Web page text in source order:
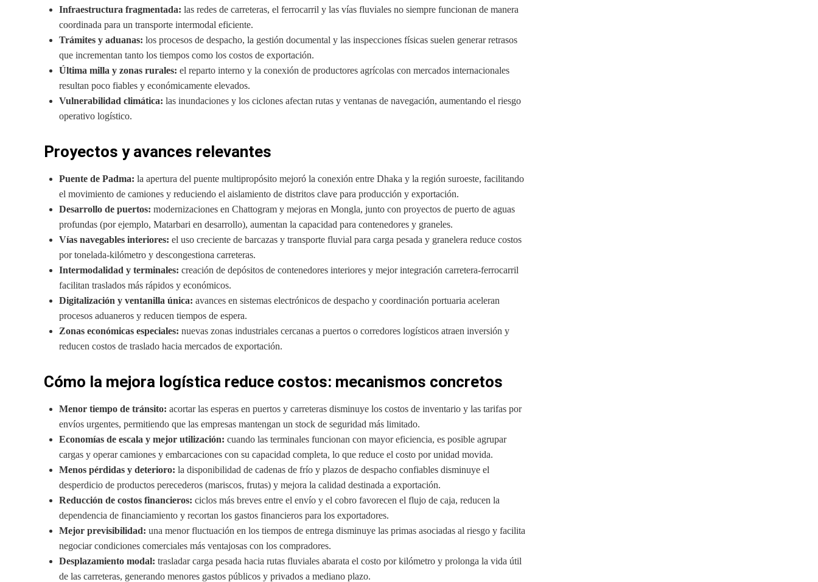
Infraestructura fragmentada: las redes de carreteras, el ferrocarril y las vías fluviales no siempre funcionan de manera
coordinada para un transporte intermodal eficiente.
Trámites y aduanas: los procesos de despacho, la gestión documental y las inspecciones físicas suelen generar retrasos
que incrementan tanto los tiempos como los costos de exportación.
Última milla y zonas rurales: el reparto interno y la conexión de productores agrícolas con mercados internacionales
resultan poco fiables y económicamente elevados.
Vulnerabilidad climática: las inundaciones y los ciclones afectan rutas y ventanas de navegación, aumentando el riesgo
operativo logístico.
Proyectos y avances relevantes
Puente de Padma: la apertura del puente multipropósito mejoró la conexión entre Dhaka y la región suroeste, facilitando
el movimiento de camiones y reduciendo el aislamiento de distritos clave para producción y exportación.
Desarrollo de puertos: modernizaciones en Chattogram y mejoras en Mongla, junto con proyectos de puerto de aguas
profundas (por ejemplo, Matarbari en desarrollo), aumentan la capacidad para contenedores y graneles.
Vías navegables interiores: el uso creciente de barcazas y transporte fluvial para carga pesada y granelera reduce costos
por tonelada-kilómetro y descongestiona carreteras.
Intermodalidad y terminales: creación de depósitos de contenedores interiores y mejor integración carretera-ferrocarril
facilitan traslados más rápidos y económicos.
Digitalización y ventanilla única: avances en sistemas electrónicos de despacho y coordinación portuaria aceleran
procesos aduaneros y reducen tiempos de espera.
Zonas económicas especiales: nuevas zonas industriales cercanas a puertos o corredores logísticos atraen inversión y
reducen costos de traslado hacia mercados de exportación.
Cómo la mejora logística reduce costos: mecanismos concretos
Menor tiempo de tránsito: acortar las esperas en puertos y carreteras disminuye los costos de inventario y las tarifas por
envíos urgentes, permitiendo que las empresas mantengan un stock de seguridad más limitado.
Economías de escala y mejor utilización: cuando las terminales funcionan con mayor eficiencia, es posible agrupar
cargas y operar camiones y embarcaciones con su capacidad completa, lo que reduce el costo por unidad movida.
Menos pérdidas y deterioro: la disponibilidad de cadenas de frío y plazos de despacho confiables disminuye el
desperdicio de productos perecederos (mariscos, frutas) y mejora la calidad destinada a exportación.
Reducción de costos financieros: ciclos más breves entre el envío y el cobro favorecen el flujo de caja, reducen la
dependencia de financiamiento y recortan los gastos financieros para los exportadores.
Mejor previsibilidad: una menor fluctuación en los tiempos de entrega disminuye las primas asociadas al riesgo y facilita
negociar condiciones comerciales más ventajosas con los compradores.
Desplazamiento modal: trasladar carga pesada hacia rutas fluviales abarata el costo por kilómetro y prolonga la vida útil
de las carreteras, generando menores gastos públicos y privados a mediano plazo.